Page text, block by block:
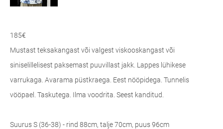
185€
Mustast teksakangast või valgest viskooskangast või
siniselillelisest paksemast puuvillast jakk. Lappes lühikese
varrukaga. Avarama püstkraega. Eest nööpidega. Tunnelis
vööpael. Taskutega. Ilma voodrita. Seest kanditud.
Suurus S (36-38) - rind 88cm, talje 70cm, puus 96cm